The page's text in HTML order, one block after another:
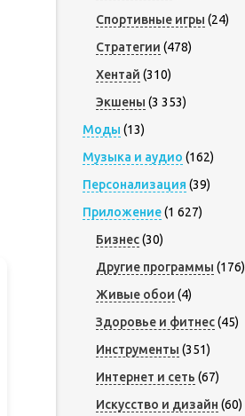
Спортивные игры (24)
Стратегии (478)
Хентай (310)
Экшены (3 353)
Моды (13)
Музыка и аудио (162)
Персонализация (39)
Приложение(1 627)
Бизнес(30)
Другие программы (176)
Живые обои (4)
Здоровье и фитнес(45)
Инструменты (351)
Интернет и сеть (67)
Искусство и дизайн (60)